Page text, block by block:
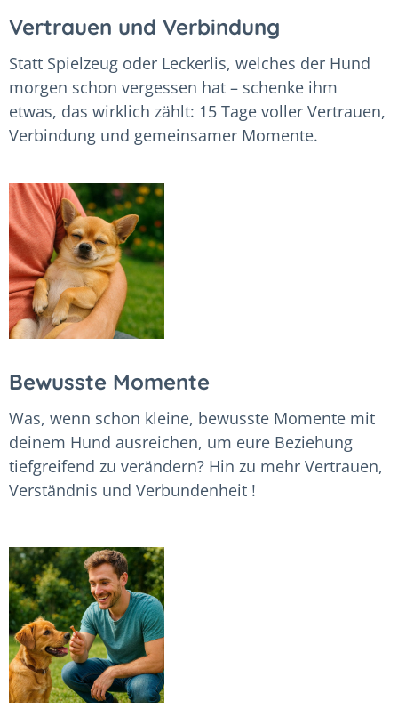
Vertrauen und Verbindung
Statt Spielzeug oder Leckerlis, welches der Hund
morgen schon vergessen hat – schenke ihm
etwas, das wirklich zählt: 15 Tage voller Vertrauen,
Verbindung und gemeinsamer Momente.
Bewusste Momente
Was, wenn schon kleine, bewusste Momente mit
deinem Hund ausreichen, um eure Beziehung
tiefgreifend zu verändern? Hin zu mehr Vertrauen,
Verständnis und Verbundenheit !